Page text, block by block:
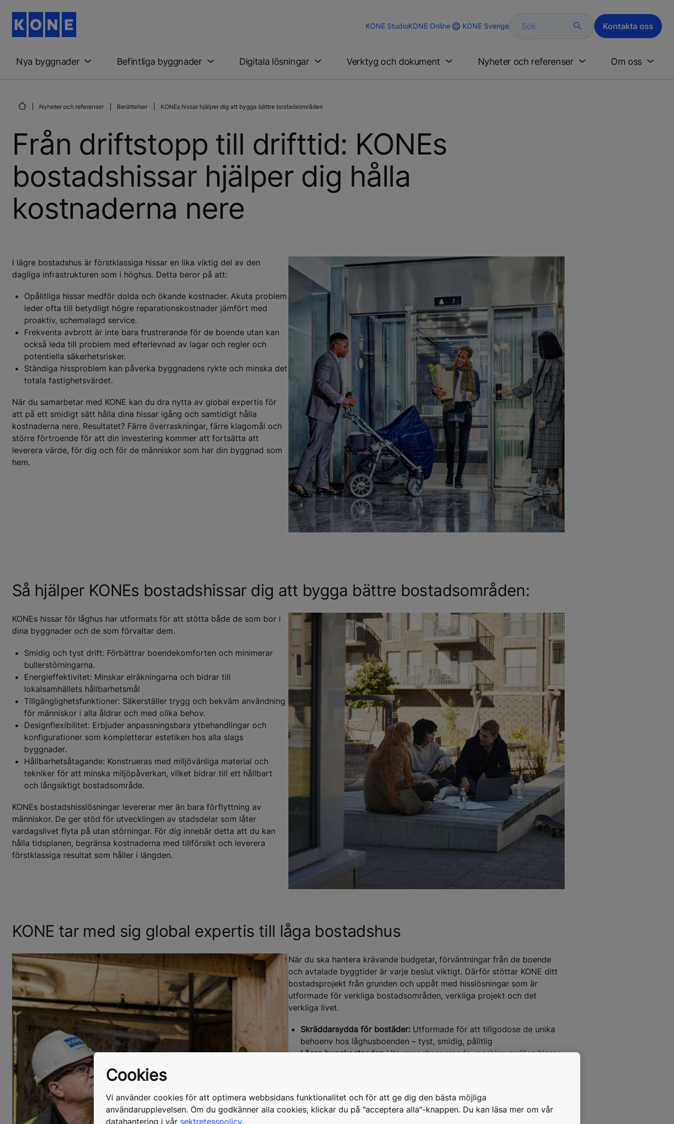
KONE StudioKONE Online KONE Sverige Sök Kontakta oss
Nya byggnader Befintliga byggnader Digitala lösningar Verktyg och dokument Nyheter och referenser Om oss
Nyheter och referenser Berättelser KONEs hissar hjälper dig att bygga bättre bostadsområden
Från driftstopp till drifttid: KONEs
bostadshissar hjälper dig hålla
kostnaderna nere
I lägre bostadshus är förstklassiga hissar en lika viktig del av den
dagliga infrastrukturen som i höghus. Detta beror på att:
Opålitliga hissar medför dolda och ökande kostnader. Akuta problem
leder ofta till betydligt högre reparationskostnader jämfört med
proaktiv, schemalagd service.
Frekventa avbrott är inte bara frustrerande för de boende utan kan
också leda till problem med efterlevnad av lagar och regler och
potentiella säkerhetsrisker.
Ständiga hissproblem kan påverka byggnadens rykte och minska det
totala fastighetsvärdet.
När du samarbetar med KONE kan du dra nytta av global expertis för
att på ett smidigt sätt hålla dina hissar igång och samtidigt hålla
kostnaderna nere. Resultatet? Färre överraskningar, färre klagomål och
större förtroende för att din investering kommer att fortsätta att
leverera värde, för dig och för de människor som har din byggnad som
hem.
Så hjälper KONEs bostadshissar dig att bygga bättre bostadsområden:
KONEs hissar för låghus har utformats för att stötta både de som bor i
dina byggnader och de som förvaltar dem.
Smidig och tyst drift: Förbättrar boendekomforten och minimerar
bullerstörningarna.
Energieffektivitet: Minskar elräkningarna och bidrar till
lokalsamhällets hållbarhetsmål
Tillgänglighetsfunktioner: Säkerställer trygg och bekväm användning
för människor i alla åldrar och med olika behov.
Designflexibilitet: Erbjuder anpassningsbara ytbehandlingar och
konfigurationer som kompletterar estetiken hos alla slags
byggnader.
Hållbarhetsåtagande: Konstrueras med miljövänliga material och
tekniker för att minska miljöpåverkan, vilket bidrar till ett hållbart
och långsiktigt bostadsområde.
KONEs bostadshisslösningar levererar mer än bara förflyttning av
människor. De ger stöd för utvecklingen av stadsdelar som låter
vardagslivet flyta på utan störningar. För dig innebär detta att du kan
hålla tidsplanen, begränsa kostnaderna med tillförsikt och leverera
förstklassiga resultat som håller i längden.
KONE tar med sig global expertis till låga bostadshus
När du ska hantera krävande budgetar, förväntningar från de boende
och avtalade byggtider är varje beslut viktigt. Därför stöttar KONE ditt
bostadsprojekt från grunden och uppåt med hisslösningar som är
utformade för verkliga bostadsområden, verkliga projekt och det
verkliga livet.
Skräddarsydda för bostäder:Utformade för att tillgodose de unika
behoenv hos låghusboenden – tyst, smidig, pålitlig
Lägre byggkostnader:Utrymmesbesparande, maskinrumslösa hissar
Inbyggd energibesparing:Branschledande effektivitet bidrar till att
sänka driftskostnaderna också långt efter installationen
Cookies
Vi använder cookies för att optimera webbsidans funktionalitet och för att ge dig den bästa möjliga
användarupplevelsen. Om du godkänner alla cookies, klickar du på "acceptera alla"-knappen. Du kan läsa mer om vår
datahantering i vår sektretesspolicy.